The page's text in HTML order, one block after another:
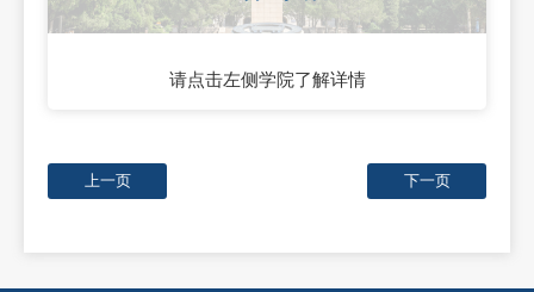
请点击左侧学院了解详情
上一页 下一页